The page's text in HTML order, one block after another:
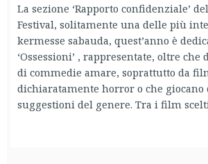
La sezione ‘Rapporto confidenziale’
Festival, solitamente una delle più
kermesse sabauda, quest’anno è
‘Ossessioni’ , rappresentate, oltre che
di commedie amare, soprattutto da
dichiaratamente horror o che giocano
suggestioni del genere. Tra i film